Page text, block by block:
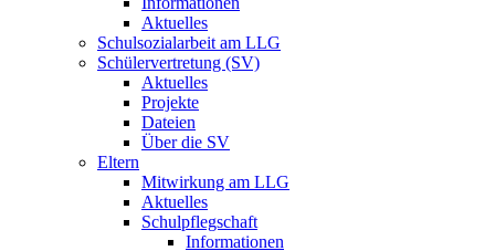
Aktuelles
Schulsozialarbeit am LLG
Schülervertretung (SV)
Aktuelles
Projekte
Dateien
Über die SV
Eltern
Mitwirkung am LLG
Aktuelles
Schulpflegschaft
Informationen